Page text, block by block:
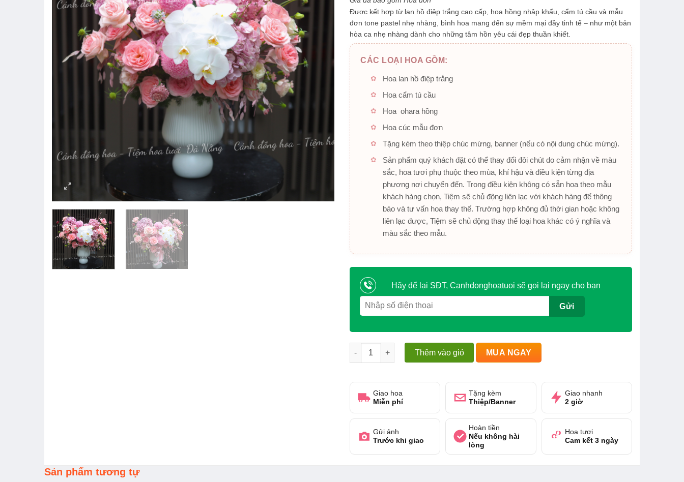
sao
Được kết hợp từ lan hồ điệp trắng cao cấp, hoa hồng nhập khẩu, cẩm tú cầu và mẫu
đơn tone pastel nhẹ nhàng, bình hoa mang đến sự mềm mại đầy tinh tế – như một bản
hòa ca nhẹ nhàng dành cho những tâm hồn yêu cái đẹp thuần khiết.
CÁC LOẠI HOA GỒM:
Hoa lan hồ điệp trắng
Hoa cẩm tú cầu
Hoa ohara hồng
Hoa cúc mẫu đơn
Tặng kèm theo thiệp chúc mừng, banner (nếu có nội dung chúc mừng).
Sản phẩm quý khách đặt có thể thay đổi đôi chút do cảm nhận về màu
sắc, hoa tươi phụ thuộc theo mùa, khí hậu và điều kiện từng địa
phương nơi chuyển đến. Trong điều kiện không có sẵn hoa theo mẫu
khách hàng chọn, Tiệm sẽ chủ động liên lạc với khách hàng để thông
báo và tư vấn hoa thay thế. Trường hợp không đủ thời gian hoặc không
liên lạc được, Tiệm sẽ chủ động thay thế loại hoa khác có ý nghĩa và
màu sắc theo mẫu.
Hãy để lại SĐT, Canhdonghoatuoi sẽ gọi lại ngay cho bạn
Sắc hoa quý phái – Khi hoa trở thành một món trang sức không lời số lượng
Thêm vào giỏ MUA NGAY
Giao hoa
Miễn phí
Tặng kèm
Thiệp/Banner
Giao nhanh
2 giờ
Gửi ảnh
Trước khi giao
Hoàn tiền
Nếu không hài
lòng
Hoa tươi
Cam kết 3 ngày
Sản phẩm tương tự